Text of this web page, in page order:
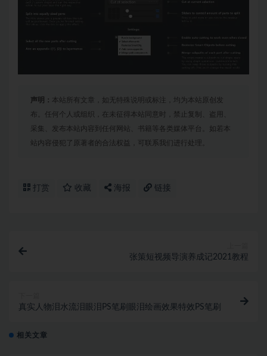
声明： 本站所有文章，如无特殊说明或标注，均为本站原创发
布。任何个人或组织，在未征得本站同意时，禁止复制、盗用、
采集、发布本站内容到任何网站、书籍等各类媒体平台。如若本
站内容侵犯了原著者的合法权益，可联系我们进行处理。
打赏 收藏 海报 链接
张策短视频导演养成记2021教程
真实人物泪水流泪眼泪PS笔刷眼泪绘画效果特效PS笔刷
相关文章